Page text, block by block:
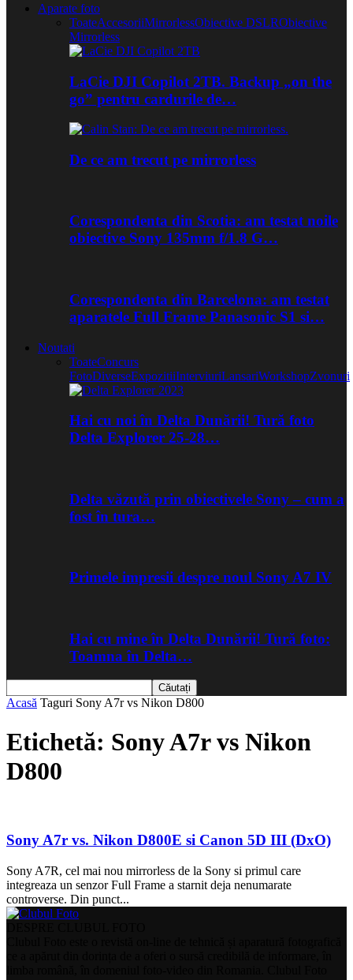
Aparate foto
ToateAccesoriiMirrorlessObiective DSLRObiective
Mirrorless
LaCie DJI Copilot 2TB. Backup „on the
go” pentru cardurile de…
De ce am trecut pe mirrorless
Corespondenta din Scotia: am testat noile
obiective Sony 135mm f/1.8 G…
Corespondenta din Barcelona: am testat
aparatele Full Frame Panasonic S1 si…
Noutati
ToateConcurs
FotoDiverseExpozitiiInterviuriLansariWorkshopZvonuri
Hai cu noi în Delta Dunării! Tură foto
Delta Explorer 25-28…
Delta văzută prin obiectivele Sony – cum a
fost în tura…
Primele impresii despre noul Sony A7 IV
Hai cu mine în Delta Dunării! Tură foto:
Toamna în Delta…
Acasă Taguri Sony A7r vs Nikon D800
Etichetă: Sony A7r vs Nikon
D800
Sony A7r vs. Nikon D800E si Canon 5D III (DxO)
Sony A7R, cel mai nou mirrorless de la Sony si primul care
integreaza un senzor Full Frame a starnit deja nenumarate
controverse. Din punct...